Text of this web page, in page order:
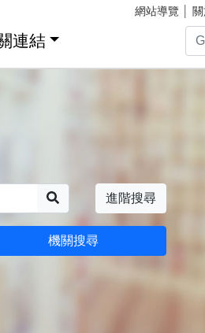
網站導覽
連結
進階搜尋
機關搜尋